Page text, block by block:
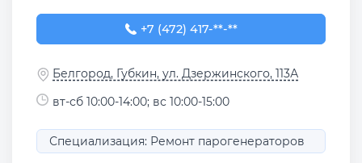
+7 (472) 417-09-99
+7 (472) 417-**-**
Белгород, Губкин, ул. Дзержинского, 113А
вт-сб 10:00-14:00; вс 10:00-15:00
Специализация: Ремонт парогенераторов